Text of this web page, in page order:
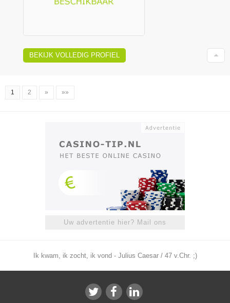
BEKIJK VOLLEDIG PROFIEL
1 2 » »»
Uw advertentie hier? Mail ons
Ik kwam, ik zocht, ik vond - Julius Caesar / 47 v.Chr. ;)